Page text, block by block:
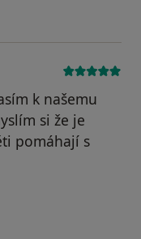
k našemu
si že je
pomáhají s